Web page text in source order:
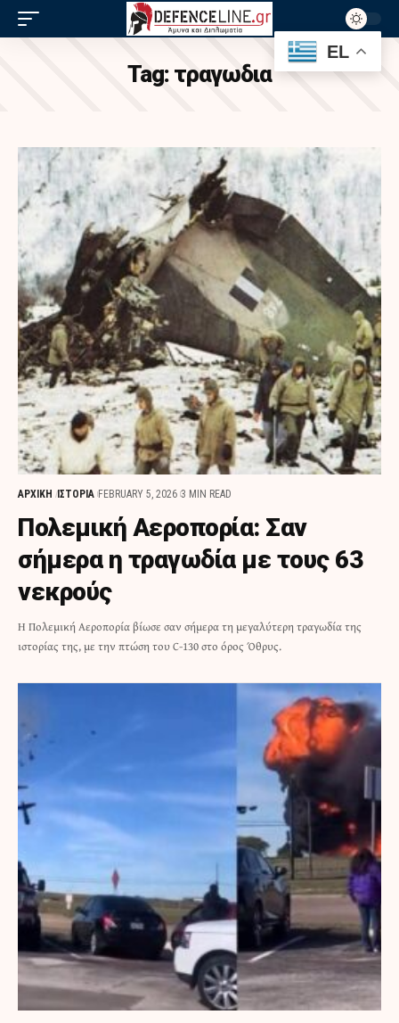
Tag: τραγωδια
ΑΡΧΙΚΗ ΙΣΤΟΡΙΑ FEBRUARY 5, 2026 3 MIN READ
Πολεμική Αεροπορία: Σαν
σήμερα η τραγωδία με τους 63
νεκρούς
Η Πολεμική Αεροπορία βίωσε σαν σήμερα τη μεγαλύτερη τραγωδία της
ιστορίας της, με την πτώση του C-130 στο όρος Όθρυς.
EL